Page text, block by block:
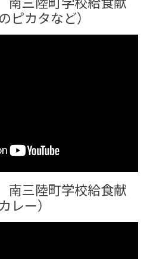
ピカタなど）
三陸町学校給食献
レー）